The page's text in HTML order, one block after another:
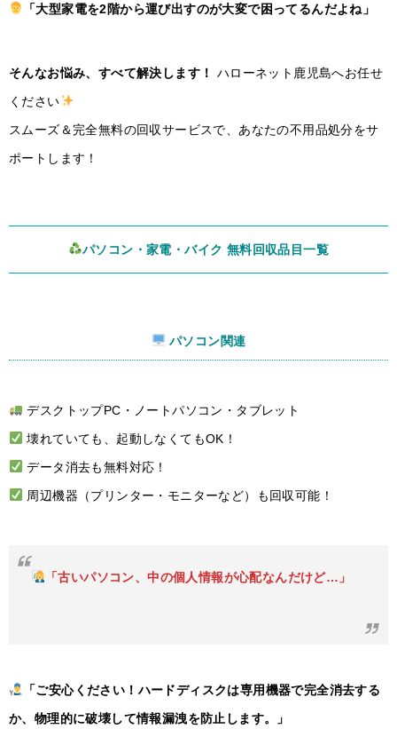
「大型家電を2階から運び出すのが大変で困ってるんだよね」
そんなお悩み、すべて解決します！
ハローネット鹿児島へお任せ
ください
スムーズ＆完全無料の回収サービスで、あなたの不用品処分をサ
ポートします！
パソコン・家電・バイク 無料回収品目一覧
パソコン関連
デスクトップPC・ノートパソコン・タブレット
壊れていても、起動しなくてもOK！
データ消去も無料対応！
周辺機器（プリンター・モニターなど）も回収可能！
「古いパソコン、中の個人情報が心配なんだけど…」
「ご安心ください！ハードディスクは専用機器で完全消去する
か、物理的に破壊して情報漏洩を防止します。」